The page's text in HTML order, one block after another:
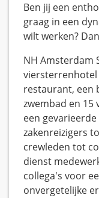
Ben jij een
graag in een
wilt werken?
NH Amsterdam
viersterrenhotel
restaurant, een
zwembad en 15
een
zakenreizigers
crewleden tot
dienst
collega's voor
onvergetelijke